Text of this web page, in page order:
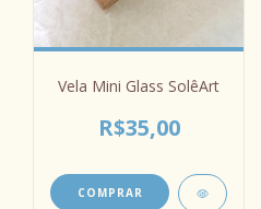
Vela Mini Glass SolêArt
R$35,00
COMPRAR